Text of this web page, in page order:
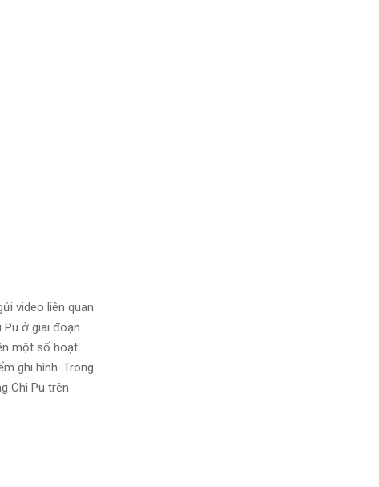
video liên quan
Pu ở giai đoạn
một số hoạt
ghi hình. Trong
Chi Pu trên